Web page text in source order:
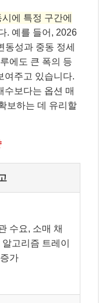
에 특정 구간에
. 예를 들어, 2026
동성과 중동 정세
에도 큰 폭의 등
여주고 있습니다.
수보다는 옵션 매
보하는 데 유리할
수요, 소매 채
알고리즘 트레이
가